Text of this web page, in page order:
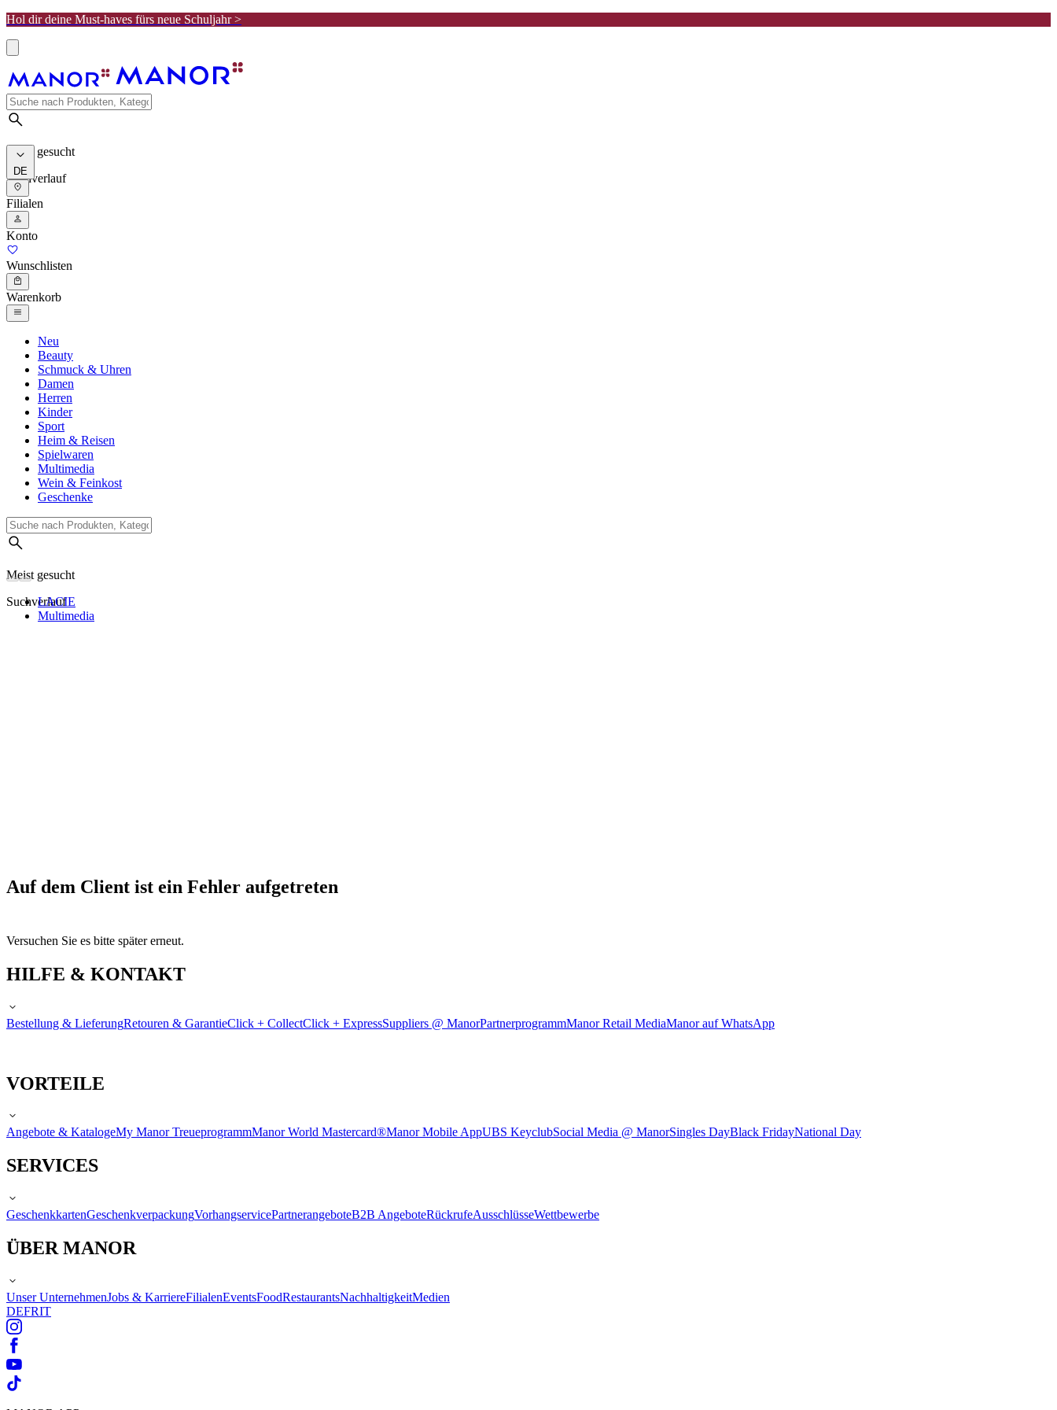
Hol dir deine Must-haves fürs neue Schuljahr >
Meist gesucht
Suchverlauf
DE
Filialen
Konto
Wunschlisten
Warenkorb
Neu
Beauty
Schmuck & Uhren
Damen
Herren
Kinder
Sport
Heim & Reisen
Spielwaren
Multimedia
Wein & Feinkost
Geschenke
Meist gesucht
Suchverlauf
LACIE
Multimedia
Auf dem Client ist ein Fehler aufgetreten
Versuchen Sie es bitte später erneut.
HILFE & KONTAKT
Bestellung & LieferungRetouren & GarantieClick + CollectClick + ExpressSuppliers @ ManorPartnerprogrammManor Retail MediaManor auf WhatsApp
VORTEILE
Angebote & KatalogeMy Manor TreueprogrammManor World Mastercard®Manor Mobile AppUBS KeyclubSocial Media @ ManorSingles DayBlack FridayNational Day
SERVICES
GeschenkkartenGeschenkverpackungVorhangservicePartnerangeboteB2B AngeboteRückrufeAusschlüsseWettbewerbe
ÜBER MANOR
Unser UnternehmenJobs & KarriereFilialenEventsFoodRestaurantsNachhaltigkeitMedien
DEFRIT